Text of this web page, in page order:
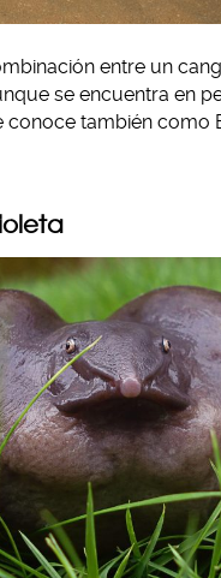
entre un
se encuentra en
conoce también como